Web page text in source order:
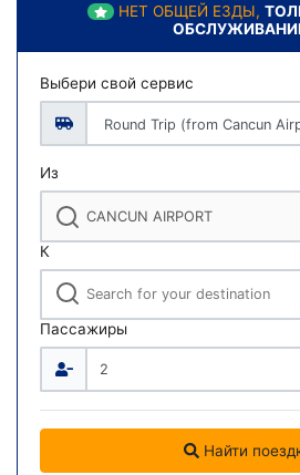
НЕТ ОБЩЕЙ ЕЗДЫ,
Выбери свой сервис
Из
К
Пассажиры
Найти